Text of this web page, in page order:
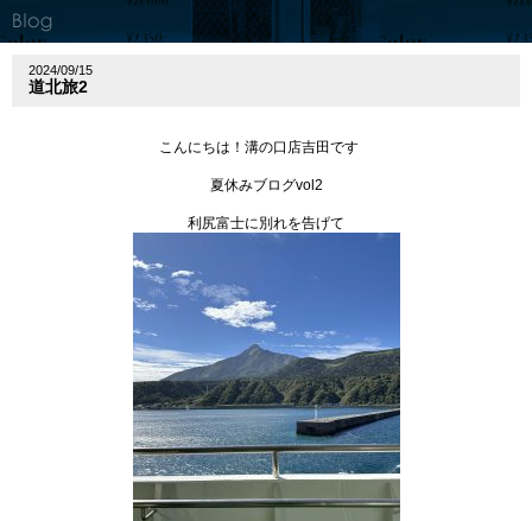
2024/09/15
道北旅2
こんにちは！溝の口店吉田です
夏休みブログvol2
利尻富士に別れを告げて